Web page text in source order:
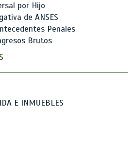
por Hijo
de ANSES
Penales
Brutos
E INMUEBLES